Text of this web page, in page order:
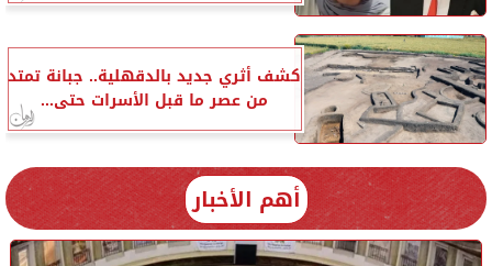
كشف أثري جديد بالدقهلية.. جبانة تمتد
من عصر ما قبل الأسرات حتى...
أهم الأخبار